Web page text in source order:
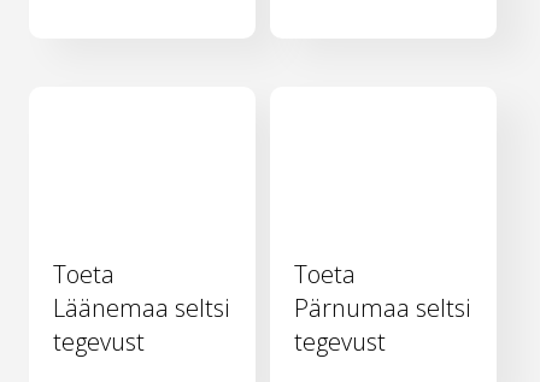
Toeta
Läänemaa seltsi
tegevust
Toeta
Pärnumaa seltsi
tegevust